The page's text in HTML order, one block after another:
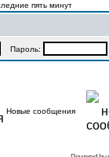
пять минут
Пароль:
Новые сообщения